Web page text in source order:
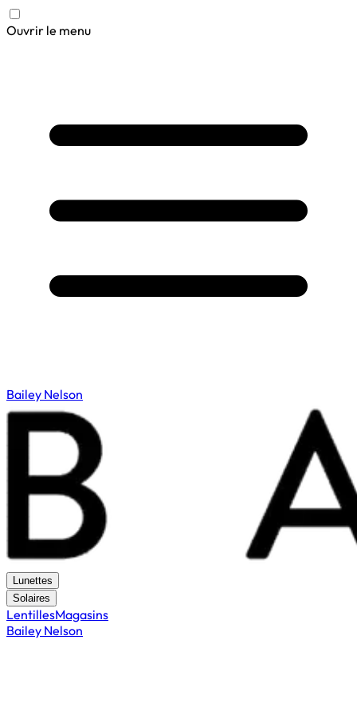
Ouvrir le menu
Bailey Nelson
Lunettes
Solaires
LentillesMagasins
Bailey Nelson